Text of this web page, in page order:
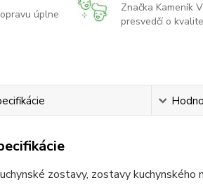
úplne
Značka Kameník
presvedčí o kvalite
zostavy, zostavy kuchynského